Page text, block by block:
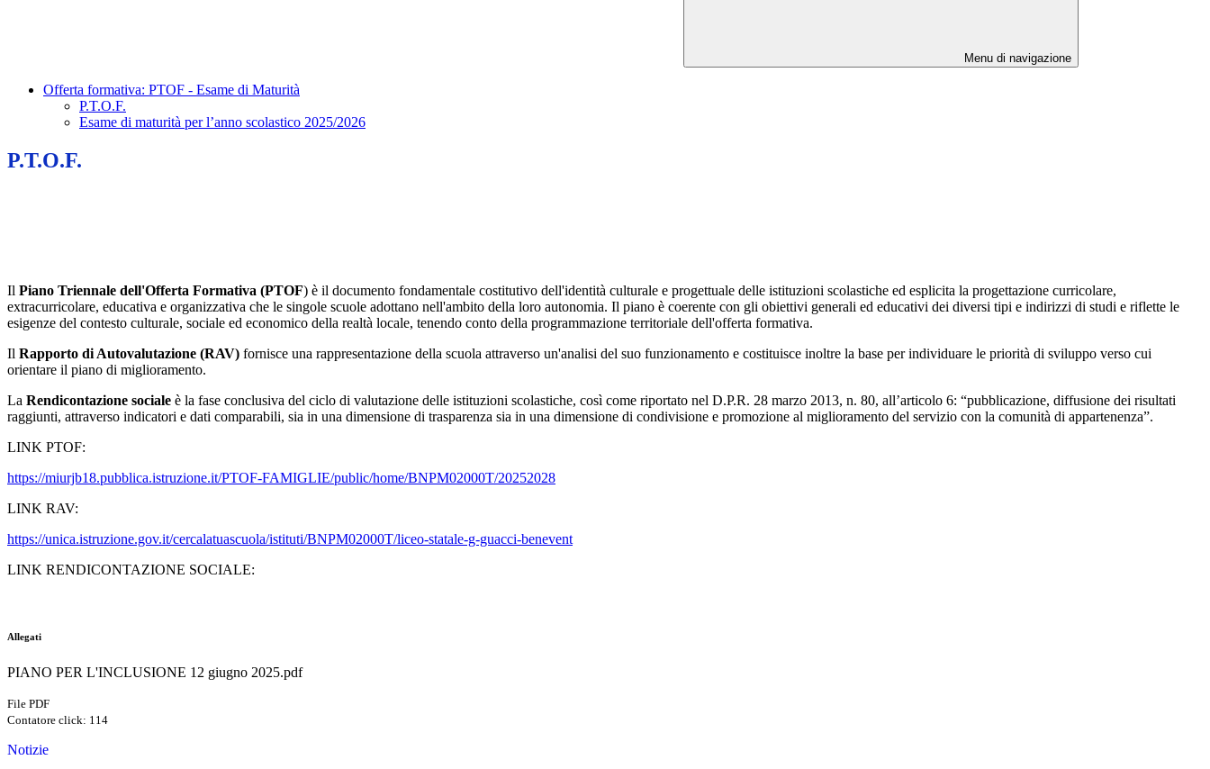
Menu di navigazione
Offerta formativa: PTOF - Esame di Maturità
P.T.O.F.
Esame di maturità per l’anno scolastico 2025/2026
P.T.O.F.
Il Piano Triennale dell'Offerta Formativa (PTOF) è il documento fondamentale costitutivo dell'identità culturale e progettuale delle istituzioni scolastiche ed esplicita la progettazione curricolare,
extracurricolare, educativa e organizzativa che le singole scuole adottano nell'ambito della loro autonomia. Il piano è coerente con gli obiettivi generali ed educativi dei diversi tipi e indirizzi di studi e riflette le
esigenze del contesto culturale, sociale ed economico della realtà locale, tenendo conto della programmazione territoriale dell'offerta formativa.
Il Rapporto di Autovalutazione (RAV) fornisce una rappresentazione della scuola attraverso un'analisi del suo funzionamento e costituisce inoltre la base per individuare le priorità di sviluppo verso cui
orientare il piano di miglioramento.
La Rendicontazione sociale è la fase conclusiva del ciclo di valutazione delle istituzioni scolastiche, così come riportato nel D.P.R. 28 marzo 2013, n. 80, all’articolo 6: “pubblicazione, diffusione dei risultati
raggiunti, attraverso indicatori e dati comparabili, sia in una dimensione di trasparenza sia in una dimensione di condivisione e promozione al miglioramento del servizio con la comunità di appartenenza”.
LINK PTOF:
https://miurjb18.pubblica.istruzione.it/PTOF-FAMIGLIE/public/home/BNPM02000T/20252028
LINK RAV:
https://unica.istruzione.gov.it/cercalatuascuola/istituti/BNPM02000T/liceo-statale-g-guacci-benevent
LINK RENDICONTAZIONE SOCIALE:
Allegati
PIANO PER L'INCLUSIONE 12 giugno 2025.pdf
File PDF
Contatore click: 114
Notizie